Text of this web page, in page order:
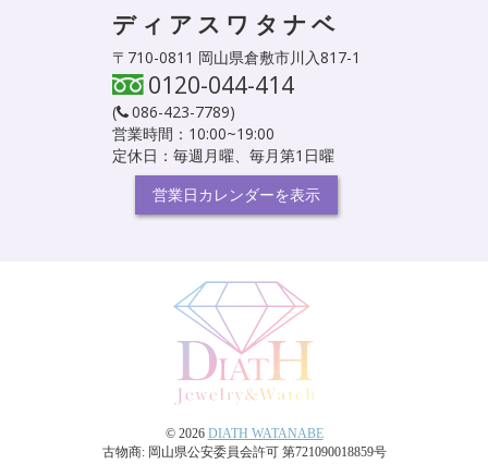
ディアスワタナベ
〒710-0811 岡山県倉敷市川入817-1
0120-044-414
( 086-423-7789)
営業時間：10:00~19:00
定休日：毎週月曜、毎月第1日曜
営業日カレンダーを表示
© 2026 DIATH WATANABE
古物商: 岡山県公安委員会許可 第721090018859号